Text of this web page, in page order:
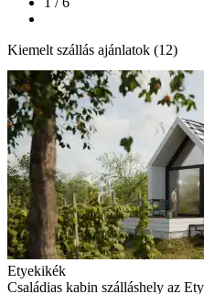
Kiemelt szállás ajánlatok (12)
Etyekikék
Családias kabin szálláshely az